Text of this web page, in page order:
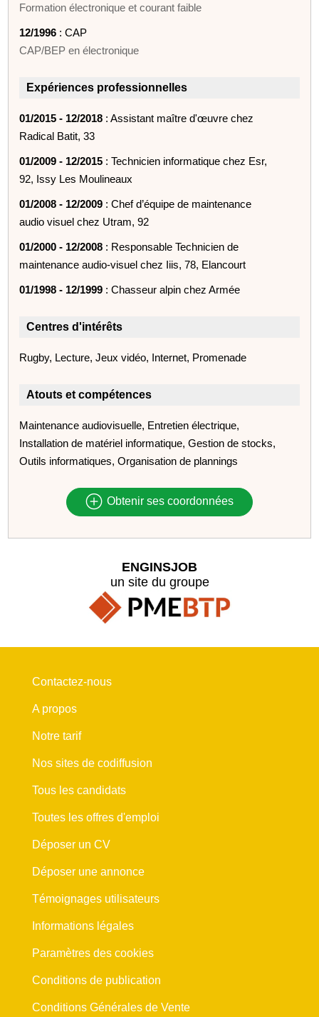
Formation électronique et courant faible
12/1996 : CAP
CAP/BEP en électronique
Expériences professionnelles
01/2015 - 12/2018 : Assistant maître d'œuvre chez
Radical Batit, 33
01/2009 - 12/2015 : Technicien informatique chez Esr,
92, Issy Les Moulineaux
01/2008 - 12/2009 : Chef d’équipe de maintenance
audio visuel chez Utram, 92
01/2000 - 12/2008 : Responsable Technicien de
maintenance audio-visuel chez Iiis, 78, Elancourt
01/1998 - 12/1999 : Chasseur alpin chez Armée
Centres d'intérêts
Rugby, Lecture, Jeux vidéo, Internet, Promenade
Atouts et compétences
Maintenance audiovisuelle, Entretien électrique,
Installation de matériel informatique, Gestion de stocks,
Outils informatiques, Organisation de plannings
Obtenir ses coordonnées
ENGINSJOB
un site du groupe
Contactez-nous
A propos
Notre tarif
Nos sites de codiffusion
Tous les candidats
Toutes les offres d'emploi
Déposer un CV
Déposer une annonce
Témoignages utilisateurs
Informations légales
Paramètres des cookies
Conditions de publication
Conditions Générales de Vente